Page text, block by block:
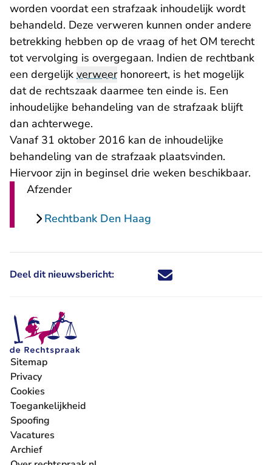
worden voordat een strafzaak inhoudelijk wordt
behandeld. Deze verweren kunnen onder andere
betrekking hebben op de vraag of het OM terecht
tot vervolging is overgegaan. Indien de rechtbank
een dergelijk verweerhonoreert, is het mogelijk
dat de rechtszaak daarmee ten einde is. Een
inhoudelijke behandeling van de strafzaak blijft
dan achterwege.
Vanaf 31 oktober 2016 kan de inhoudelijke
behandeling van de strafzaak plaatsvinden.
Hiervoor zijn in beginsel drie weken beschikbaar.
Afzender
Rechtbank Den Haag
Deel dit nieuwsbericht: Deel dit nieuwsbericht via X -
Deel dit nieuwsbericht via
Deel dit nieuwsbericht
Deel dit
Sitemap
Privacy
Cookies
Toegankelijkheid
Spoofing
Vacatures
- U verlaat Rechtspraak.nl
Archief